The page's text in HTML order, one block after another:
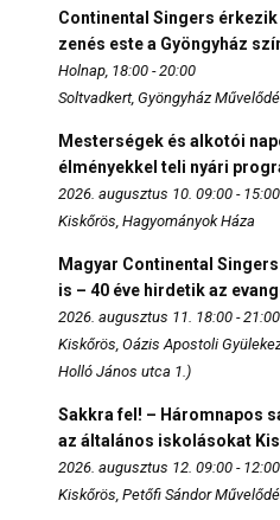
Continental Singers
zenés este a Gyöngyház
Holnap, 18:00 - 20:00
Soltvadkert, Gyöngyház
Mesterségek és alkotói
élményekkel teli nyári
2026. augusztus 10. 09:00 - 15:00
Kiskőrös, Hagyományok Háza
Magyar Continental
is – 40 éve hirdetik az
2026. augusztus 11. 18:00 - 21:00
Kiskőrös, Oázis Apostoli
Holló János utca 1.)
Sakkra fel! – Háromnapos
az általános iskolásokat
2026. augusztus 12. 09:00 - 12:00
Kiskőrös, Petőfi Sándor